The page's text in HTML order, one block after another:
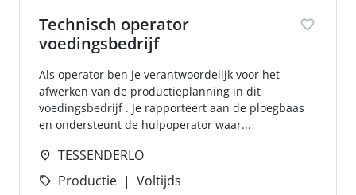
Technisch operator
voedingsbedrijf
Als operator ben je verantwoordelijk voor het
afwerken van de productieplanning in dit
voedingsbedrijf . Je rapporteert aan de ploegbaas
en ondersteunt de hulpoperator waar...
TESSENDERLO
Productie
Voltijds